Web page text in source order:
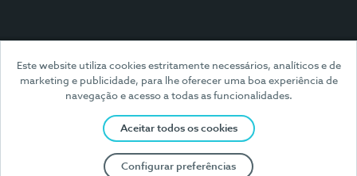
Este website utiliza cookies estritamente necessários, analíticos e de
marketing e publicidade, para lhe oferecer uma boa experiência de
navegação e acesso a todas as funcionalidades.
Aceitar todos os cookies
Configurar preferências